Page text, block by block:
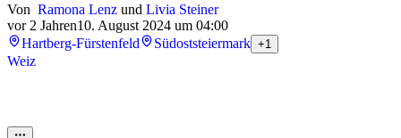
Von Ramona Lenz und Livia Steiner
vor 2 Jahren10. August 2024 um 04:00
Hartberg-Fürstenfeld
Südoststeiermark +1
Weiz